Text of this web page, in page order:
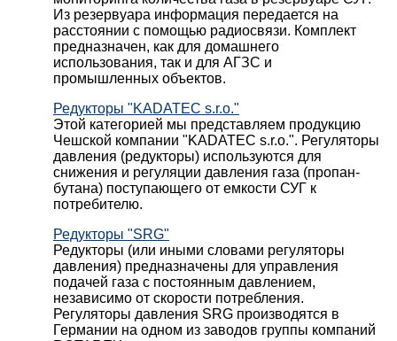
Из резервуара информация передается на
расстоянии с помощью радиосвязи. Комплект
предназначен, как для домашнего
использования, так и для АГЗС и
промышленных объектов.
Редукторы "KADATEC s.r.o."
Этой категорией мы представляем продукцию
Чешской компании "KADATEC s.r.o.". Регуляторы
давления (редукторы) используются для
снижения и регуляции давления газа (пропан-
бутана) поступающего от емкости СУГ к
потребителю.
Редукторы "SRG"
Редукторы (или иными словами регуляторы
давления) предназначены для управления
подачей газа с постоянным давлением,
независимо от скорости потребления.
Регуляторы давления SRG производятся в
Германии на одном из заводов группы компаний